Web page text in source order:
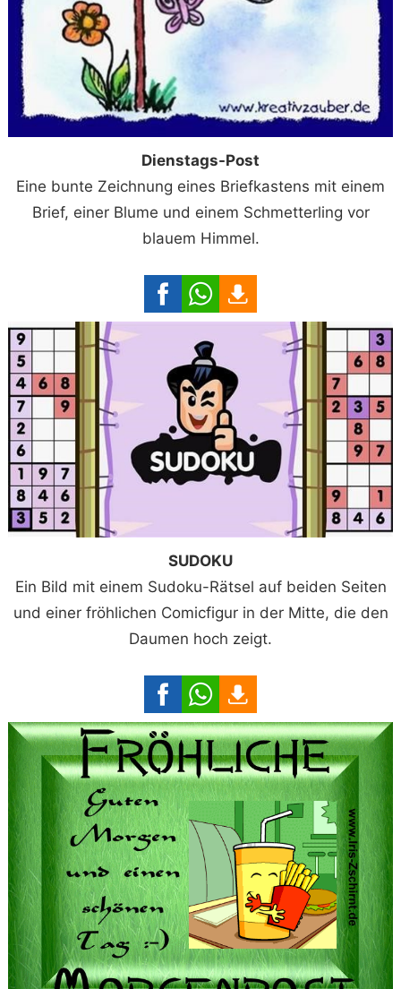
Dienstags-Post
Eine bunte Zeichnung eines Briefkastens mit einem
Brief, einer Blume und einem Schmetterling vor
blauem Himmel.
SUDOKU
Ein Bild mit einem Sudoku-Rätsel auf beiden Seiten
und einer fröhlichen Comicfigur in der Mitte, die den
Daumen hoch zeigt.